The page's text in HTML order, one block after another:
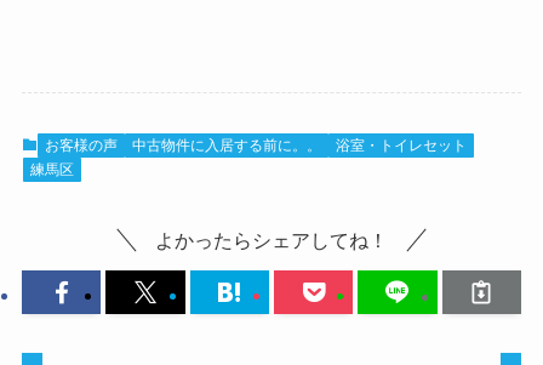
お客様の声 中古物件に入居する前に。。
浴室・トイレセット
練馬区
よかったらシェアしてね！